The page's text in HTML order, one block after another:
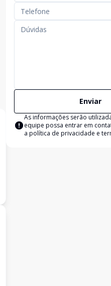
Enviar
As informações serão
equipe possa entrar em
a política de privacidade e